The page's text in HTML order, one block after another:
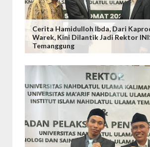
Cerita Hamidulloh Ibda, Dari
Warek, Kini Dilantik Jadi Rektor
Temanggung